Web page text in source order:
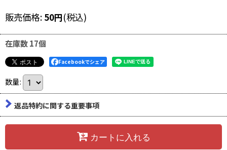
販売価格: 50円(税込)
在庫数 17個
Facebookでシェア
数量:
返品特約に関する重要事項
カートに入れる